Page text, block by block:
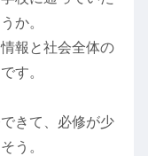
か。
報と社会全体の
す。
きて、必修が少
う。